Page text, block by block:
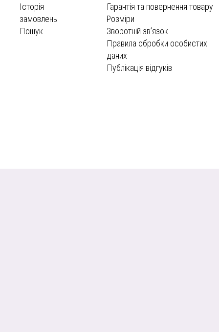
Історія
замовлень
Пошук
Гарантія та повернення товару
Розміри
Зворотній зв’язок
Правила обробки особистих
даних
Публікація відгуків